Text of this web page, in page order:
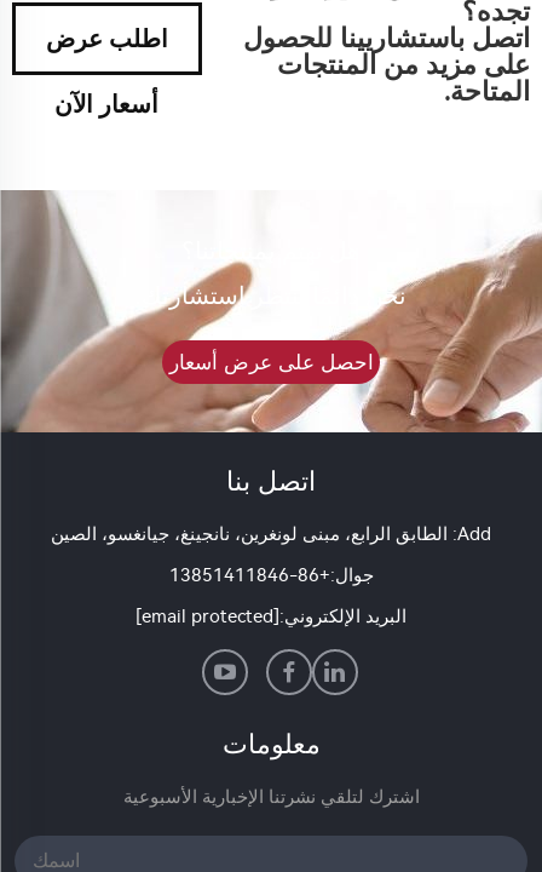
تجده؟
اتصل باستشاريينا للحصول
على مزيد من المنتجات
المتاحة.
اطلب عرض
أسعار الآن
نحن دائمًا ننتظر استشارتك.
احصل على عرض أسعار
اتصل بنا
Add: الطابق الرابع، مبنى لونغرين، نانجينغ، جيانغسو، الصين
جوال:+86-13851411846
البريد الإلكتروني:[email protected]
معلومات
اشترك لتلقي نشرتنا الإخبارية الأسبوعية